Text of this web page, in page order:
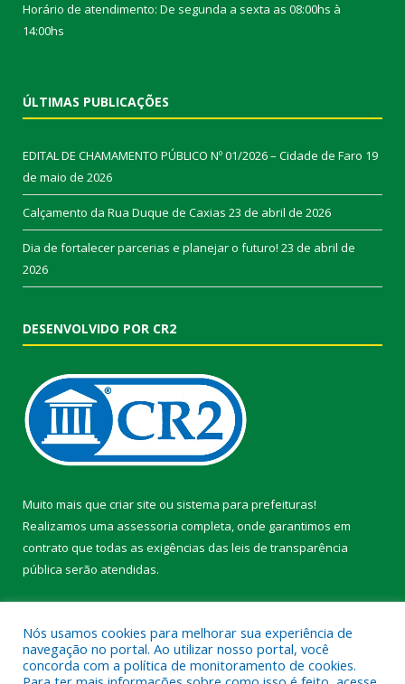
Horário de atendimento: De segunda a sexta as 08:00hs à
14:00hs
ÚLTIMAS PUBLICAÇÕES
EDITAL DE CHAMAMENTO PÚBLICO Nº 01/2026 – Cidade de Faro 19
de maio de 2026
Calçamento da Rua Duque de Caxias 23 de abril de 2026
Dia de fortalecer parcerias e planejar o futuro! 23 de abril de
2026
DESENVOLVIDO POR CR2
Muito mais que criar site ou sistema para prefeituras!
Realizamos uma assessoria completa, onde garantimos em
contrato que todas as exigências das leis de transparência
pública serão atendidas.
Nós usamos cookies para melhorar sua experiência de
navegação no portal. Ao utilizar nosso portal, você
concorda com a política de monitoramento de cookies.